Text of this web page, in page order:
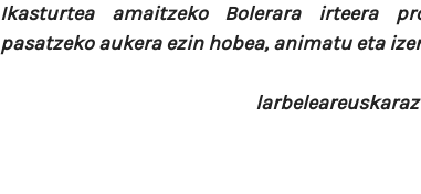
Ikasturtea amaitzeko Bolerara irteera
pasatzeko aukera ezin hobea, animatu eta